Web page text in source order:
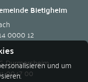
Bietigheim
0000 12
Durmersheim
0047 00
und um